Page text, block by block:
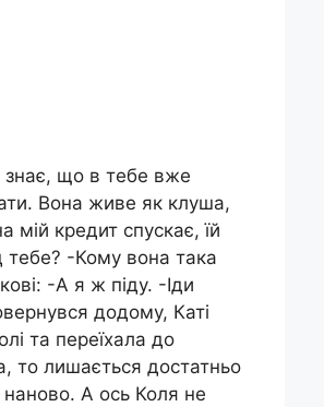
знає, що в тебе вже
Вона живе як клуша,
мій кредит спускає, їй
тебе? -Кому вона така
-А я ж піду. -Іди
додому, Каті
та переїхала до
то лишається достатньо
наново. А ось Коля не